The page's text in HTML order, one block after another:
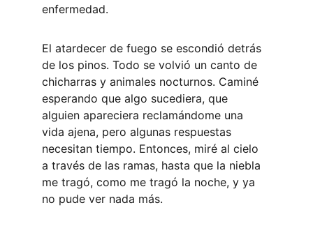
enfermedad.
El atardecer de fuego se escondió detrás
de los pinos. Todo se volvió un canto de
chicharras y animales nocturnos. Caminé
esperando que algo sucediera, que
alguien apareciera reclamándome una
vida ajena, pero algunas respuestas
necesitan tiempo. Entonces, miré al cielo
a través de las ramas, hasta que la niebla
me tragó, como me tragó la noche, y ya
no pude ver nada más.